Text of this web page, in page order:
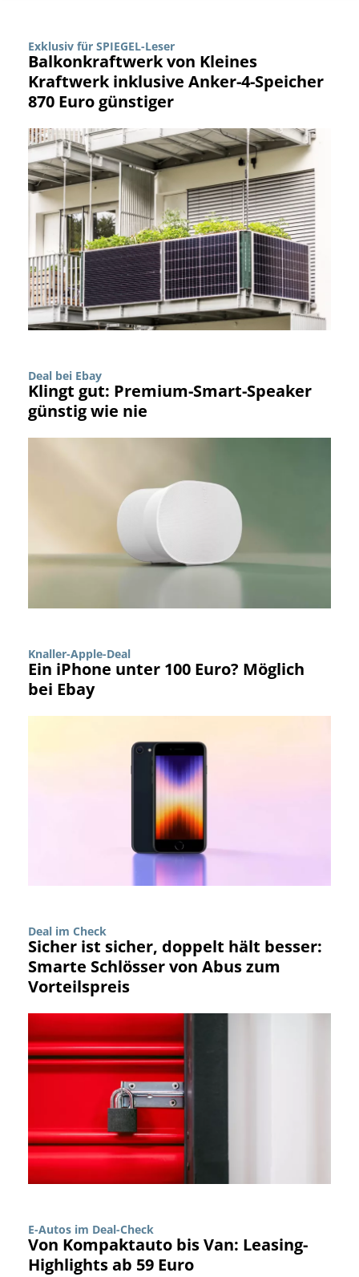
Exklusiv für SPIEGEL-Leser
Balkonkraftwerk von Kleines
Kraftwerk inklusive Anker-4-Speicher
870 Euro günstiger
Deal bei Ebay
Klingt gut: Premium-Smart-Speaker
günstig wie nie
Knaller-Apple-Deal
Ein iPhone unter 100 Euro? Möglich
bei Ebay
Deal im Check
Sicher ist sicher, doppelt hält besser:
Smarte Schlösser von Abus zum
Vorteilspreis
E-Autos im Deal-Check
Von Kompaktauto bis Van: Leasing-
Highlights ab 59 Euro